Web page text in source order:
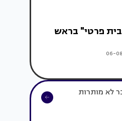
בקומה ה-18: "בית פרטי" בראש
06-